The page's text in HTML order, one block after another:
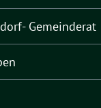
Gemeinderat